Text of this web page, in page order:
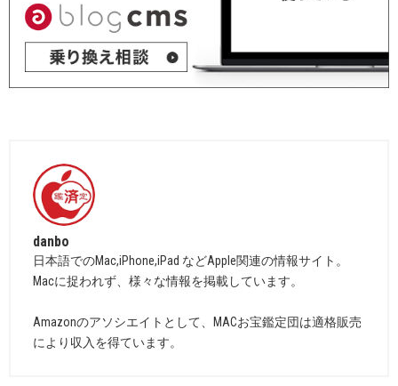
danbo
日本語でのMac,iPhone,iPad などApple関連の情報サイト。
Macに捉われず、様々な情報を掲載しています。
Amazonのアソシエイトとして、MACお宝鑑定団は適格販売
により収入を得ています。